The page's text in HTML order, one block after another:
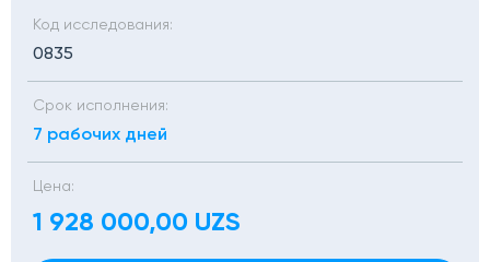
Код исследования:
0835
Срок исполнения:
7 рабочих дней
Цена:
1 928 000,00 UZS